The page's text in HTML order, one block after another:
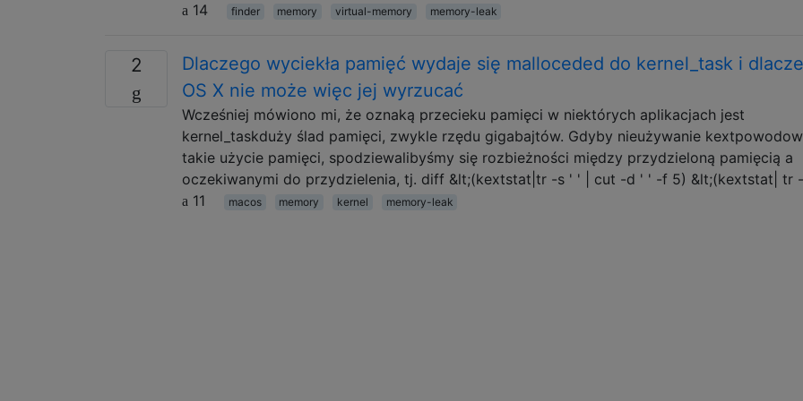
14
finder memory virtual-memory memory-leak
2
Dlaczego wyciekła pamięć wydaje się malloceded do kernel_task i
OS X nie może więc jej wyrzucać
Wcześniej mówiono mi, że oznaką przecieku pamięci w niektórych aplikacjach jest
kernel_taskduży ślad pamięci, zwykle rzędu gigabajtów. Gdyby nieużywanie
takie użycie pamięci, spodziewalibyśmy się rozbieżności między przydzieloną pamięcią a
oczekiwanymi do przydzielenia, tj. diff &lt;(kextstat|tr -s ' ' | cut -d ' ' -f 5) &lt;(kextstat| tr
11
macos memory kernel memory-leak